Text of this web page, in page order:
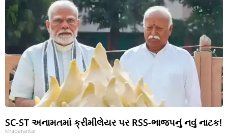
SC-ST અનામતમાં ક્રીમીલેયર પર RSS-ભાજપનું નવું નાટક!
khabarantar